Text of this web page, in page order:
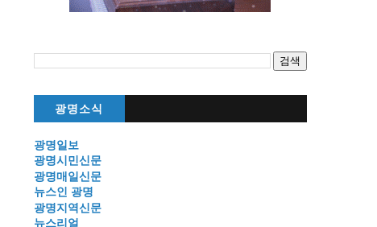
광명소식
광명일보
광명시민신문
광명매일신문
뉴스인 광명
광명지역신문
뉴스리얼